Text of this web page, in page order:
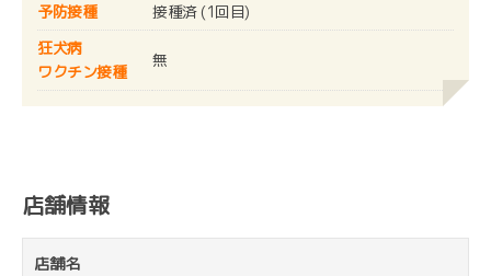
予防接種
接種済 (1回目)
狂犬病
ワクチン接種
無
店舗情報
店舗名